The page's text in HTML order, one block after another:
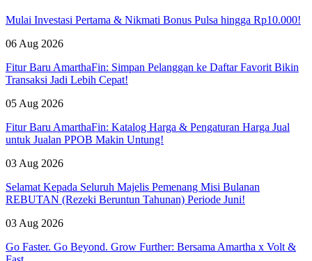
Mulai Investasi Pertama & Nikmati Bonus Pulsa hingga Rp10.000!
06 Aug 2026
Fitur Baru AmarthaFin: Simpan Pelanggan ke Daftar Favorit Bikin
Transaksi Jadi Lebih Cepat!
05 Aug 2026
Fitur Baru AmarthaFin: Katalog Harga & Pengaturan Harga Jual
untuk Jualan PPOB Makin Untung!
03 Aug 2026
Selamat Kepada Seluruh Majelis Pemenang Misi Bulanan
REBUTAN (Rezeki Beruntun Tahunan) Periode Juni!
03 Aug 2026
Go Faster. Go Beyond. Grow Further: Bersama Amartha x Volt &